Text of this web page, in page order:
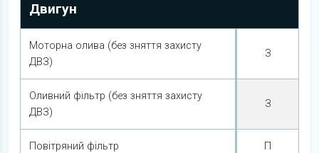
Двигун
Моторна олива (без зняття захисту
ДВЗ)
З
Оливний фільтр (без зняття захисту
ДВЗ)
З
Повітряний фільтр П